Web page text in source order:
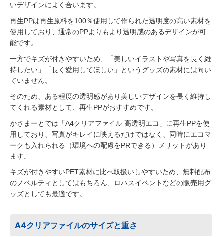
いデザインによく合います。
再生PPは再生原料を100％使用して作られた透明度の高い素材を
使用しており、通常のPPよりもより透明感のあるデザインが可
能です。
一方でキズが付きやすいため、「美しいイラストや写真を長く維
持したい」「長く愛用してほしい」というグッズの素材には向い
ていません。
そのため、ある程度の透明感があり美しいデザインを長く維持し
てくれる素材として、再生PPがおすすめです。
かさまーとでは「A4クリアファイル 高透明エコ」に再生PPを使
用しており、写真がキレイに映えるだけではなく、同時にエコマ
ークも入れられる（環境への配慮をPRできる）メリットがあり
ます。
キズが付きやすいPET素材に比べ取扱いしやすいため、無料配布
のノベルティとしてはもちろん、ロハスイベントなどの販売用グ
ッズとしても最適です。
A4クリアファイルのサイズと重さ